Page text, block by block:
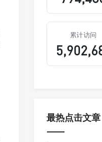
累计访问
最热点击文章